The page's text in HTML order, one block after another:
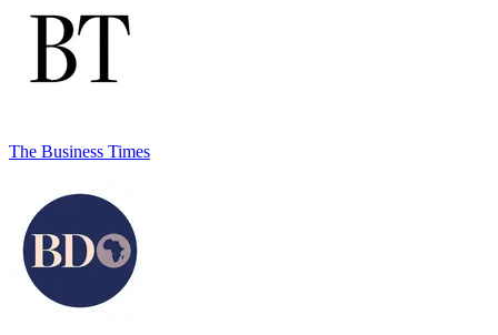
The Business Times